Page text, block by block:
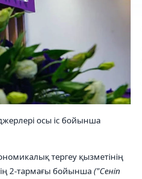
осы іс бойынша
тергеу қызметінің
2-тармағы бойынша ("Сенiп